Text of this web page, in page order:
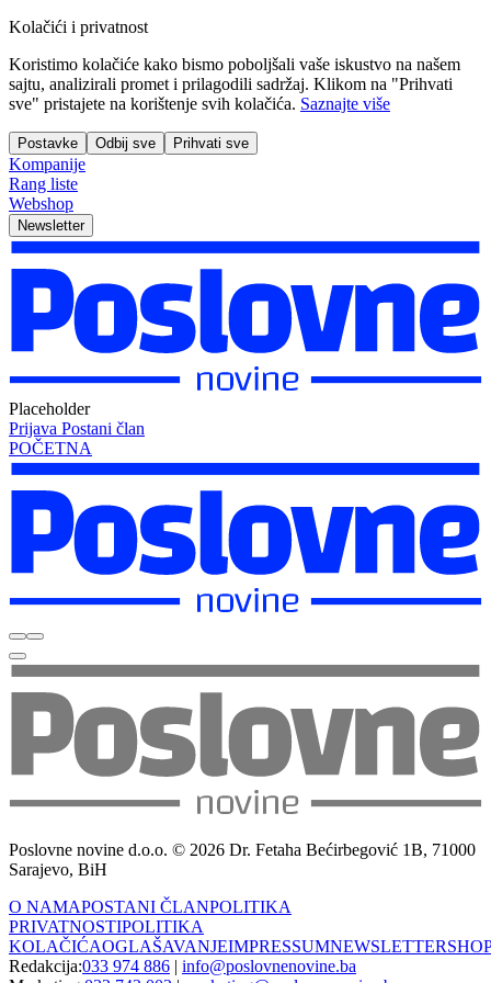
Kolačići i privatnost
Koristimo kolačiće kako bismo poboljšali vaše iskustvo na našem
sajtu, analizirali promet i prilagodili sadržaj. Klikom na "Prihvati
sve" pristajete na korištenje svih kolačića. Saznajte više
Postavke Odbij sve Prihvati sve
Kompanije
Rang liste
Webshop
Newsletter
Placeholder
Prijava Postani član
POČETNA
Poslovne novine d.o.o. © 2026 Dr. Fetaha Bećirbegović 1B, 71000
Sarajevo, BiH
O NAMAPOSTANI ČLANPOLITIKA
PRIVATNOSTIPOLITIKA
KOLAČIĆAOGLAŠAVANJEIMPRESSUMNEWSLETTER
Redakcija:033 974 886 | info@poslovnenovine.ba